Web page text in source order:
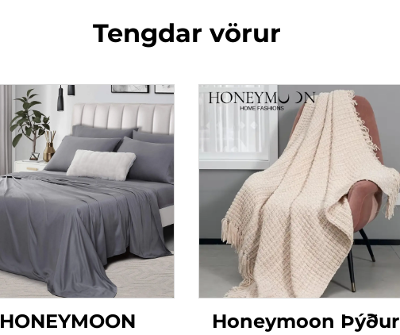
Tengdar vörur
HONEYMOON
Honeymoon Þýður